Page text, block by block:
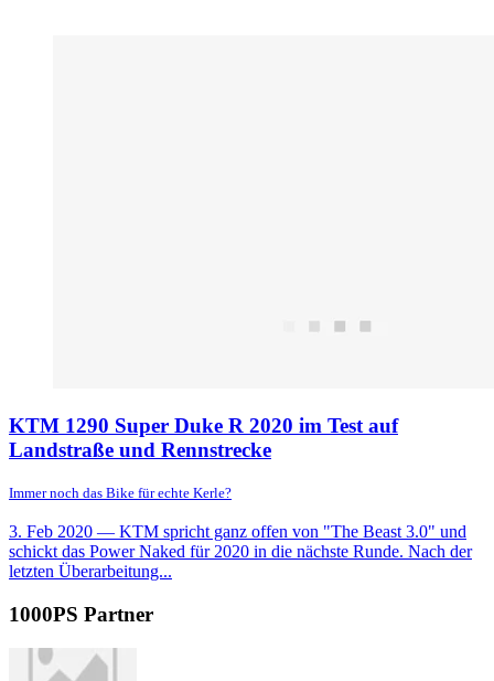
KTM 1290 Super Duke R 2020 im Test auf
Landstraße und Rennstrecke
Immer noch das Bike für echte Kerle?
3. Feb 2020 — KTM spricht ganz offen von "The Beast 3.0" und
schickt das Power Naked für 2020 in die nächste Runde. Nach der
letzten Überarbeitung...
1000PS Partner